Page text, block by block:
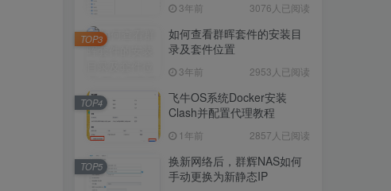
盘！3年前 3076人已阅读
如何查看群晖套件的安装目
录及套件位置
3年前 2953人已阅读
TOP3
飞牛OS系统Docker安装
Clash并配置代理教程
1年前 2857人已阅读
TOP4
换新网络后，群辉NAS如何
手动更换为新静态IP
TOP5
【保姆教程】115网盘终于支
持群晖nas啦！手把手教你群
晖NAS-docker安装115网
盘！3年前
如何查看群晖套件的安装目
录及套件位置
3年前 2953人已阅读
飞牛OS系统Docker安装
Clash并配置代理教程
1年前 2857人已阅读